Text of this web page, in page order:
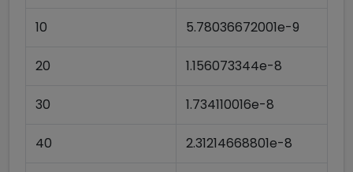
10 5.78036672001e-9
20 1.156073344e-8
30 1.734110016e-8
40 2.31214668801e-8